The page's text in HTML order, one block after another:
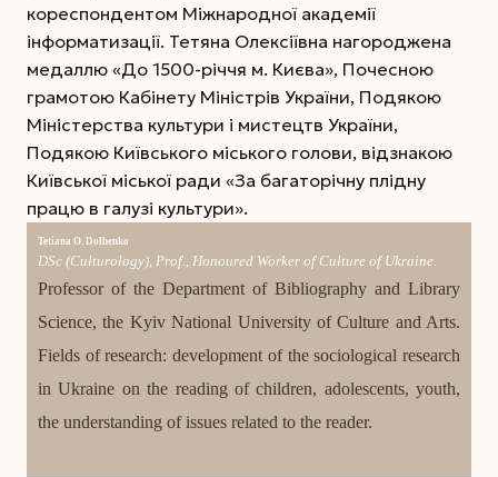
кореспондентом Міжнародної академії
інформатизації. Тетяна Олексіївна нагороджена
медаллю «До 1500-річчя м. Києва», Почесною
грамотою Кабінету Міністрів України, Подякою
Міністерства культури і мистецтв України,
Подякою Київського міського голови, відзнакою
Київської міської ради «За багаторічну плідну
працю в галузі культури».
Tetiana O. Dolbenko
DSc (Culturology), Prof., Honoured Worker of Culture of Ukraine.
Professor of the Department of Bibliography and Library
Science, the Kyiv National University of Culture and Arts.
Fields of research: development of the sociological research
in Ukraine on the reading of children, adolescents, youth,
the understanding of issues related to the reader.